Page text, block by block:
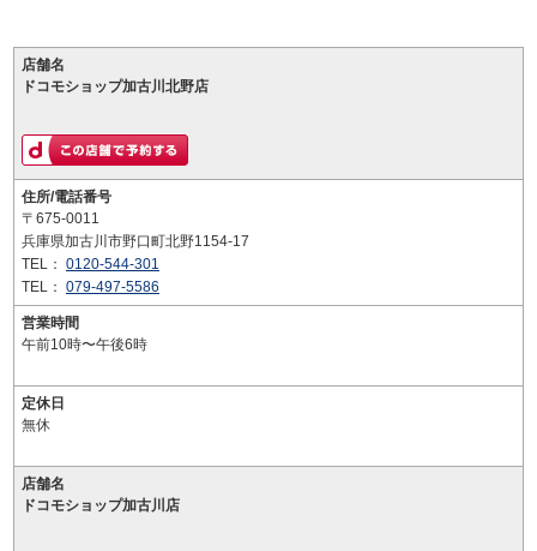
店舗名
ドコモショップ加古川北野店
住所/電話番号
〒675-0011
兵庫県加古川市野口町北野1154-17
TEL： 0120-544-301
TEL： 079-497-5586
営業時間
午前10時〜午後6時
定休日
無休
店舗名
ドコモショップ加古川店